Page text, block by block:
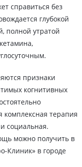
справиться без
глубокой
полной утратой
признаки
когнитивных
комплексная терапия
социальная.
можно получить в
Клиник» в городе